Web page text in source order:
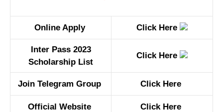
Online Apply Click Here
Inter Pass 2023
Scholarship List
Click Here
Join Telegram Group Click Here
Official Website Click Here